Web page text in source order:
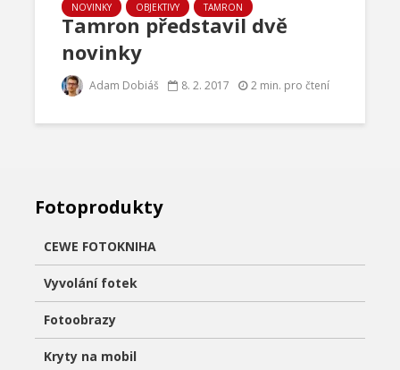
NOVINKY OBJEKTIVY TAMRON
Tamron představil dvě
novinky
Adam Dobiáš 8. 2. 2017 2 min. pro čtení
Fotoprodukty
CEWE FOTOKNIHA
Vyvolání fotek
Fotoobrazy
Kryty na mobil